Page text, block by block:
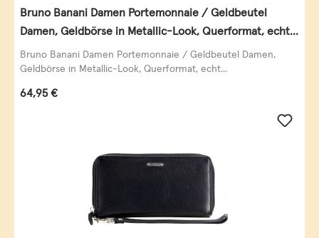
Bruno Banani Damen Portemonnaie / Geldbeutel
Damen, Geldbörse in Metallic-Look, Querformat, echt
Leder, schwarz-gold
Bruno Banani Damen Portemonnaie / Geldbeutel Damen,
Geldbörse in Metallic-Look, Querformat, echt...
Regulärer Preis:
64,95 €